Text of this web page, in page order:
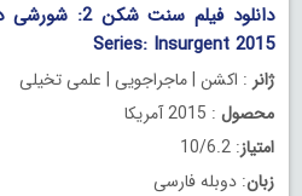
Series: Insurgent 2015
ژانر : اکشن | ماجراجویی | علمی تخیلی
محصول : 2015 آمریکا
امتیاز: 10/6.2
زبان: دوبله فارسی